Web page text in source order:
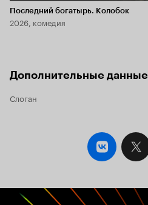
Последний богатырь. Колобок
2026, комедия
Дополнительные данные
Слоган